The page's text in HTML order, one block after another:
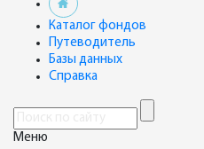
Каталог фондов
Путеводитель
Базы данных
Справка
Меню